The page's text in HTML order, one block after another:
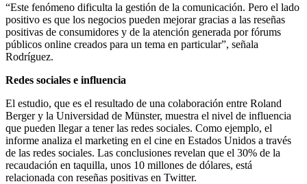
“Este fenómeno dificulta la gestión de la comunicación. Pero el lado
positivo es que los negocios pueden mejorar gracias a las reseñas
positivas de consumidores y de la atención generada por fórums
públicos online creados para un tema en particular”, señala
Rodríguez.
Redes sociales e influencia
El estudio, que es el resultado de una colaboración entre Roland
Berger y la Universidad de Münster, muestra el nivel de influencia
que pueden llegar a tener las redes sociales. Como ejemplo, el
informe analiza el marketing en el cine en Estados Unidos a través
de las redes sociales. Las conclusiones revelan que el 30% de la
recaudación en taquilla, unos 10 millones de dólares, está
relacionada con reseñas positivas en Twitter.